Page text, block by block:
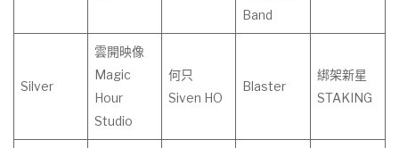
Band
Silver
雲開映像
Magic
Hour
Studio
何只
Siven HO
Blaster
綁架新星
STAKING